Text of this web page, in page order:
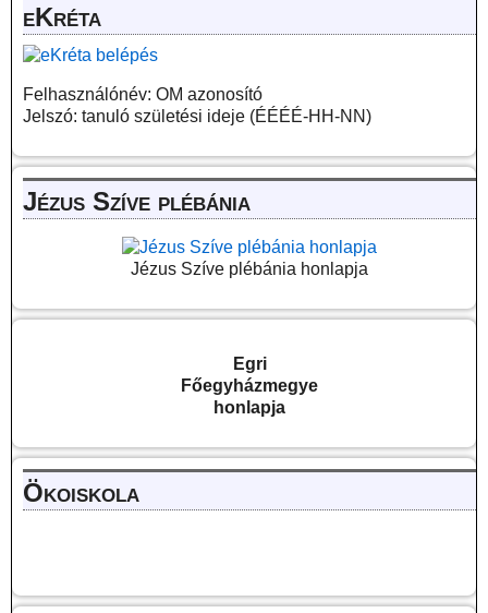
eKréta
Felhasználónév: OM azonosító
Jelszó: tanuló születési ideje (ÉÉÉÉ-HH-NN)
Jézus Szíve plébánia
Jézus Szíve plébánia honlapja
Egri
Főegyházmegye
honlapja
Ökoiskola